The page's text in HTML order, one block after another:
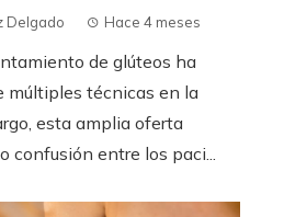
Delgado Hace 4 meses
de glúteos ha
múltiples técnicas en la
esta amplia oferta
entre los paci...